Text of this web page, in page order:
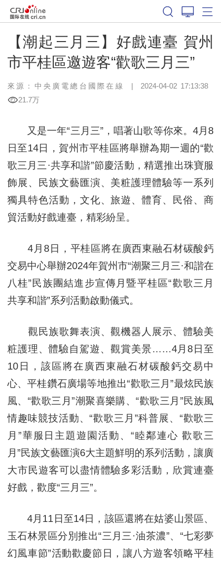
【潮起三月三】好戲連臺 賀州
市平桂區邀遊客“歡歌三月三”
來源：中央廣電總台國際在線 | 2024-04-02 17:13:38
21.7万
又是一年“三月三”，唱著山歌等你來。4月8
日至14日，賀州市平桂區將舉辦為期一週的“歡
歌三月三·共享和諧”節慶活動，精選推出珠寶服
飾展、民族文藝匯演、美粧護理體驗等一系列
獨具特色活動，文化、旅遊、體育、民俗、商
貿活動好戲連臺，精彩紛呈。
4月8日，平桂區將在廣西東融石材碳酸鈣
交易中心舉辦2024年賀州市“潮聚三月三·和諧在
八桂”民族團結進步宣傳月暨平桂區“歡歌三月
共享和諧”系列活動啟動儀式。
觀民族歌舞表演、觀機器人展示、體驗美
粧護理、體驗自駕遊、觀賞美景……4月8日至
10日，該區將在廣西東融石材碳酸鈣交易中
心、平桂鑽石廣場等地推出“歡歌三月”最炫民族
風、“歡歌三月”潮聚喜樂購、“歡歌三月”民族風
情趣味競技活動、“歡歌三月”科普展、“歡歌三
月”華服日主題遊園活動、“睦鄰連心 歡歌三
月”民族文藝匯演6大主題鮮明的系列活動，讓廣
大市民遊客可以盡情體驗多彩活動，欣賞連臺
好戲，歡度“三月三”。
4月11日至14日，該區還將在姑婆山景區、
玉石林景區分別推出“三月三·油茶濃”、“七彩夢
幻風車節”活動歡慶節日，讓八方遊客領略平桂